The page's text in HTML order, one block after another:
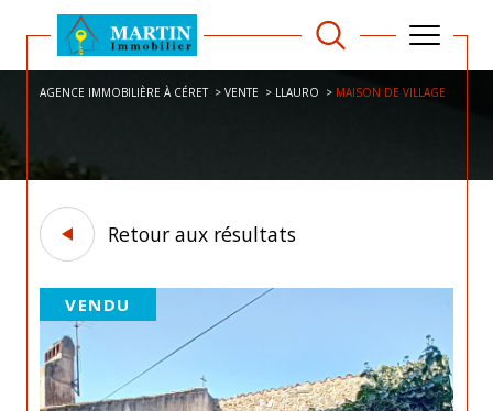
AGENCE IMMOBILIÈRE À CÉRET VENTE LLAURO MAISON DE VILLAGE
Retour aux résultats
VENDU